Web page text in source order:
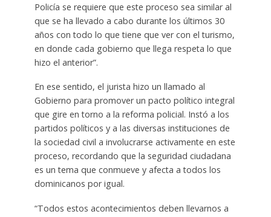
Policía se requiere que este proceso sea similar al
que se ha llevado a cabo durante los últimos 30
años con todo lo que tiene que ver con el turismo,
en donde cada gobierno que llega respeta lo que
hizo el anterior”.
En ese sentido, el jurista hizo un llamado al
Gobierno para promover un pacto político integral
que gire en torno a la reforma policial. Instó a los
partidos políticos y a las diversas instituciones de
la sociedad civil a involucrarse activamente en este
proceso, recordando que la seguridad ciudadana
es un tema que conmueve y afecta a todos los
dominicanos por igual.
“Todos estos acontecimientos deben llevarnos a